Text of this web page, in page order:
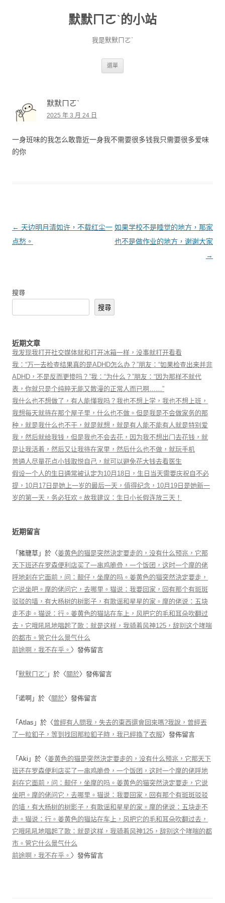
默默ㄇㄛˋ的小站
我是默默ㄇㄛˋ
選單
默默ㄇㄛˋ
2025 年 3 月 24 日
一身班味的我怎么敢靠近一身我不需要很多钱我只需要很多爱味
的你
文章導覽
← 天边明月清如许，不载红尘一
点愁。
如果学校不是睡觉的地方，那家
也不是做作业的地方，谢谢大家
→
搜尋
搜尋
近期文章
我发现我打开社交媒体就和打开冰箱一样，没事就打开看看
我：“万一去检查结果真的是ADHD怎么办？”朋友：“如果检查出来并非
ADHD，不是反而更惨吗？”我：“为什么？”朋友：“因为那样不就代
表，你就只是个纯粹无能又散漫的正常人而已啊……”
我什么也不想做了，有人能懂我吗？我也不想上学，我也不想上班，
我想每天就待在那个屋子里，什么也不做。但是我是不会做家务的那
种，就是我什么也不干，就是就想，就是有人能不能有人就是特别爱
我，然后就给我钱，但是我也不会去花，因为我不想出门去花钱，就
是让我活着，然后又让我待在家里，然后什么也不做，就玩手机
普通人尽量花点小钱取悦自己，就可以避免花大钱去看医生
假设一个人的生日通常被认定为10月18日，生日当天需要庆祝自不必
提，10月17日是她上一岁的最后一天，值得纪念，10月19日是她新一
岁的第一天，务必狂欢。故我建议：生日小长假连放三天！
近期留言
「 豬籠草 」於〈姜黄色的猫是突然決定要走的，没有什么预兆，它那
天下班还在罗森便利店买了一串鸡脆骨，一个饭团，这时一个摩的佬
呼地刹在它面前，问：靓仔，坐摩的吗。姜黄色的猫突然決定要走，
它说坐吧。摩的佬问它，去哪里。猫说：我要回家，回有那个有斑斑
驳驳的墙，有大杨树的树影子，有歌谣和星星的家。摩的佬说：五块
走不走。猫说：行。姜黄色的猫站在车上，风把它的毛和耳朵吹翻过
去，它哦吼吼地唱起了歌：就是这样，我骑着风神125，辞别这个哮喘
的都市。管它什么景气什么
前途啊，我不在乎。 〉發佈留言
「 默默ㄇㄛˋ 」於〈 關於〉發佈留言
「 诺啊 」於〈 關於〉發佈留言
「 Atlas 」於〈曾經有人問我，失去的東西還會回來嗎?我說，曾經丟
了一粒釦子，等到找回那粒釦子時，我已經換了衣服〉發佈留言
「 Aki 」於〈姜黄色的猫是突然決定要走的，没有什么预兆，它那天下
班还在罗森便利店买了一串鸡脆骨，一个饭团，这时一个摩的佬呼地
刹在它面前，问：靓仔，坐摩的吗。姜黄色的猫突然決定要走，它说
坐吧。摩的佬问它，去哪里。猫说：我要回家，回有那个有斑斑驳驳
的墙，有大杨树的树影子，有歌谣和星星的家。摩的佬说：五块走不
走。猫说：行。姜黄色的猫站在车上，风把它的毛和耳朵吹翻过去，
它哦吼吼地唱起了歌：就是这样，我骑着风神125，辞别这个哮喘的都
市。管它什么景气什么
前途啊，我不在乎。 〉發佈留言